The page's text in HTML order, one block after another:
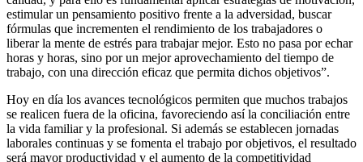
estimular un pensamiento positivo frente a la adversidad, buscar
fórmulas que incrementen el rendimiento de los trabajadores o
liberar la mente de estrés para trabajar mejor. Esto no pasa por echar
horas y horas, sino por un mejor aprovechamiento del tiempo de
trabajo, con una dirección eficaz que permita dichos objetivos”.
Hoy en día los avances tecnológicos permiten que muchos trabajos
se realicen fuera de la oficina, favoreciendo así la conciliación entre
la vida familiar y la profesional. Si además se establecen jornadas
laborales continuas y se fomenta el trabajo por objetivos, el resultado
será mayor productividad y el aumento de la competitividad